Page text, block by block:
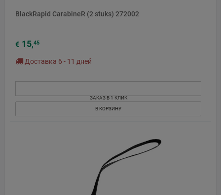
BlackRapid CarabineR (2 stuks) 272002
€ 15,45
Доставка 6 - 11 дней
ЗАКАЗ В 1 КЛИК
В КОРЗИНУ